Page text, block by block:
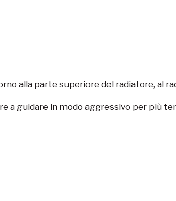
alla parte superiore del radiatore, al
a guidare in modo aggressivo per più